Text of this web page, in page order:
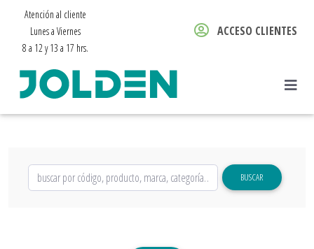
Atención al cliente
Lunes a Viernes
8 a 12 y 13 a 17 hrs.
ACCESO CLIENTES
BUSCAR